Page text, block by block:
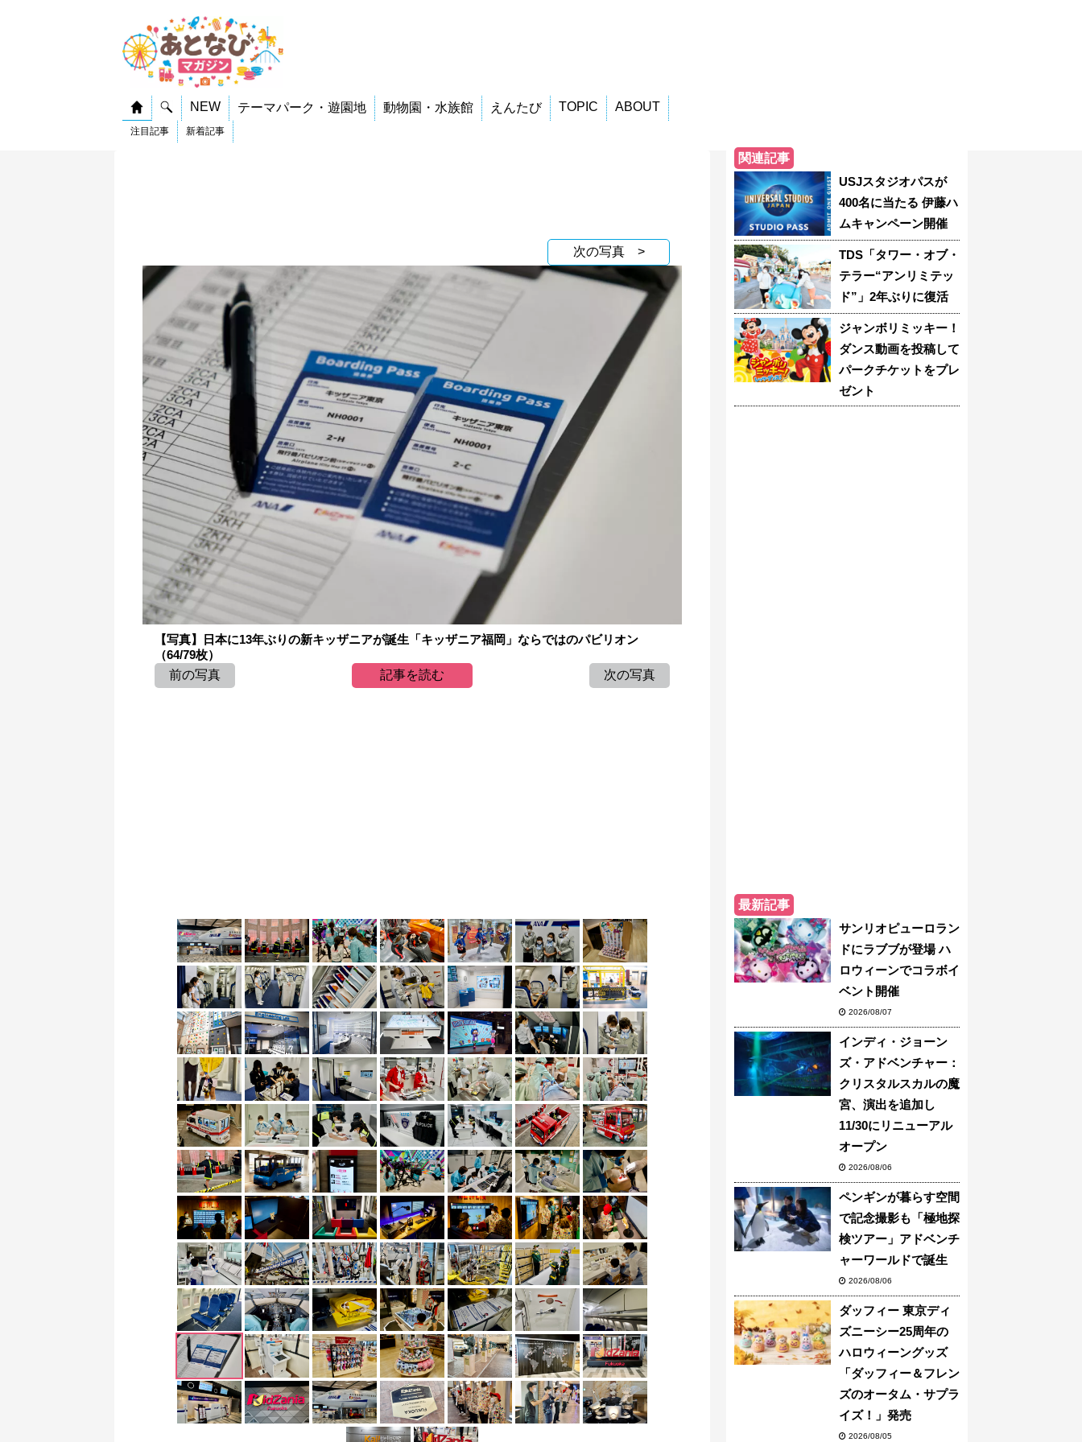
NEW テーマパーク・遊園地 動物園・水族館 えんたび TOPIC ABOUT
注目記事 新着記事
次の写真 >
【写真】日本に13年ぶりの新キッザニアが誕生「キッザニア福岡」ならではのパビリオン
（64/79枚）
前の写真
記事を読む 次の写真
関連記事
USJスタジオパスが
400名に当たる 伊藤ハ
ムキャンペーン開催
TDS「タワー・オブ・
テラー“アンリミテッ
ド”」2年ぶりに復活
ジャンボリミッキー！
ダンス動画を投稿して
パークチケットをプレ
ゼント
最新記事
サンリオピューロラン
ドにラブブが登場 ハ
ロウィーンでコラボイ
ベント開催
2026/08/07
インディ・ジョーン
ズ・アドベンチャー：
クリスタルスカルの魔
宮、演出を追加し
11/30にリニューアル
オープン
2026/08/06
ペンギンが暮らす空間
で記念撮影も「極地探
検ツアー」アドベンチ
ャーワールドで誕生
2026/08/06
ダッフィー 東京ディ
ズニーシー25周年の
ハロウィーングッズ
「ダッフィー＆フレン
ズのオータム・サプラ
イズ！」発売
2026/08/05